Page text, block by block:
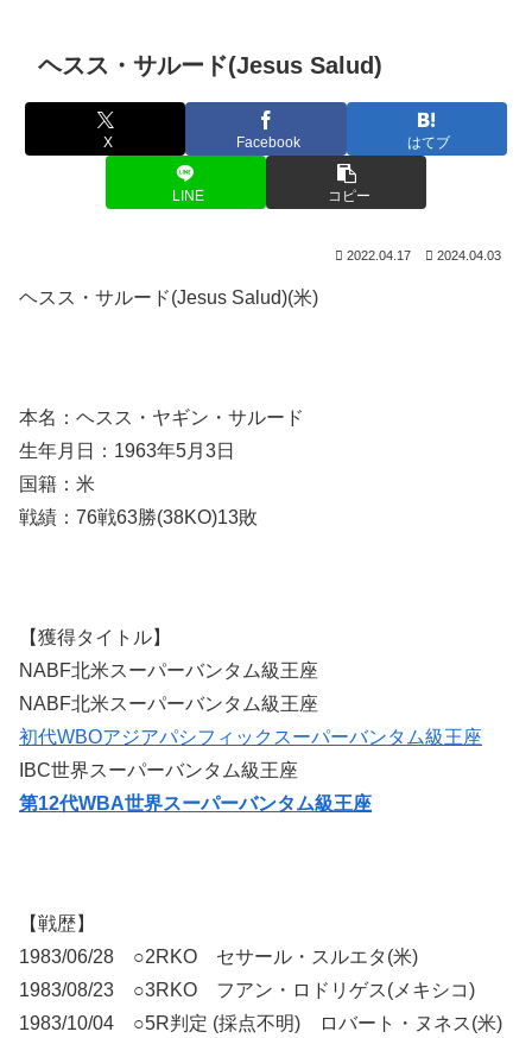
ヘスス・サルード(Jesus Salud)
X Facebook はてブ
LINE コピー
2022.04.17 2024.04.03
ヘスス・サルード(Jesus Salud)(米)
本名：ヘスス・ヤギン・サルード
生年月日：1963年5月3日
国籍：米
戦績：76戦63勝(38KO)13敗
【獲得タイトル】
NABF北米スーパーバンタム級王座
NABF北米スーパーバンタム級王座
初代WBOアジアパシフィックスーパーバンタム級王座
IBC世界スーパーバンタム級王座
第12代WBA世界スーパーバンタム級王座
【戦歴】
1983/06/28 ○2RKO セサール・スルエタ(米)
1983/08/23 ○3RKO フアン・ロドリゲス(メキシコ)
1983/10/04 ○5R判定 (採点不明) ロバート・ヌネス(米)